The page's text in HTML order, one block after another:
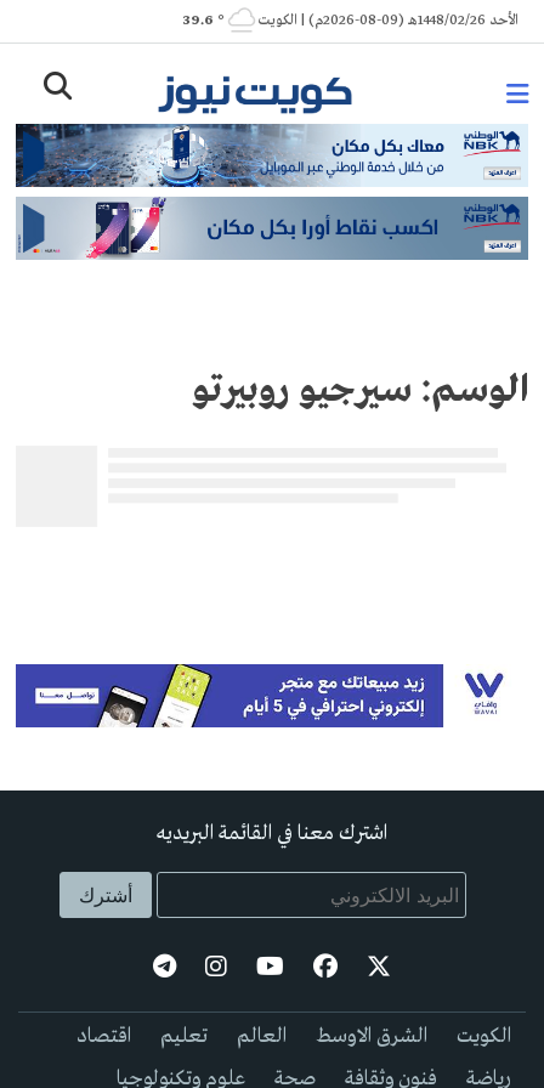
Skip
to
الأحد 1448/02/26هـ (09-08-2026م) | الكويت ° 39.6
الوسم: سيرجيو روبيرتو
اشترك معنا في القائمة البريديه
الكويت الشرق الاوسط العالم تعليم
اقتصاد
رياضة
فنون وثقافة صحة علوم وتكنولوجيا